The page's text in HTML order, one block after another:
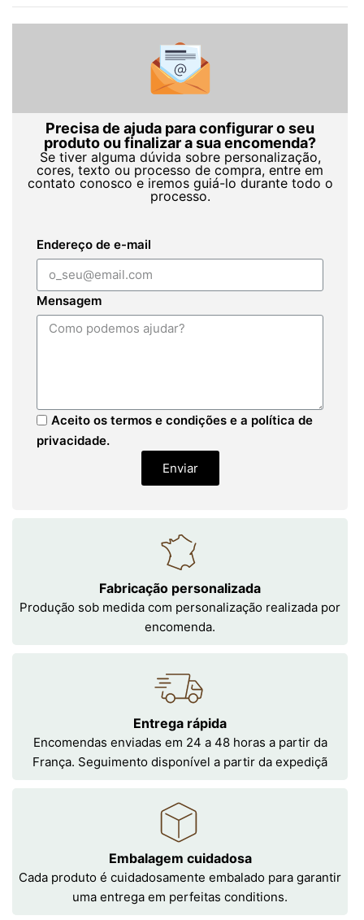
Precisa de ajuda para configurar o seu
produto ou finalizar a sua encomenda?
Se tiver alguma dúvida sobre personalização,
cores, texto ou processo de compra, entre em
contato conosco e iremos guiá-lo durante todo o
processo.
Endereço de e-mail
Mensagem
Aceito os termos e condições e a política de
privacidade.
Enviar
Fabricação personalizada
Produção sob medida com personalização realizada por
encomenda.
Entrega rápida
Encomendas enviadas em 24 a 48 horas a partir da
França. Seguimento disponível a partir da expediçã
Embalagem cuidadosa
Cada produto é cuidadosamente embalado para garantir
uma entrega em perfeitas conditions.